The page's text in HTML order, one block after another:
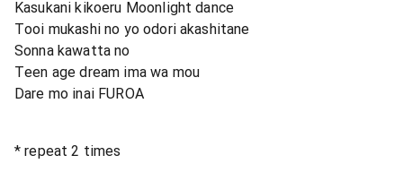
Kasukani kikoeru Moonlight dance
Tooi mukashi no yo odori akashitane
Sonna kawatta no
Teen age dream ima wa mou
Dare mo inai FUROA
* repeat 2 times